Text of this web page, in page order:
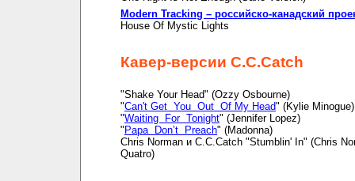
Modern Tracking – российско-канадский
House Of Mystic Lights
Кавер-версии C.C.Catch
"Shake Your Head" (Ozzy Osbourne)
"Can't Get You Out Of My Head" (Kylie Minogue)
"Waiting For Tonight" (Jennifer Lopez)
" Papa Don’t Preach" (Madonna)
Chris Norman и C.C.Catch "Stumblin' In" (Chris
Quatro)